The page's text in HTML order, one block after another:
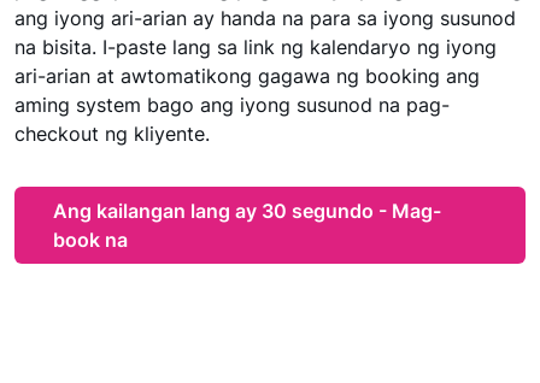
ang iyong ari-arian ay handa na para sa iyong susunod
na bisita. I-paste lang sa link ng kalendaryo ng iyong
ari-arian at awtomatikong gagawa ng booking ang
aming system bago ang iyong susunod na pag-
checkout ng kliyente.
Ang kailangan lang ay 30 segundo - Mag-
book na